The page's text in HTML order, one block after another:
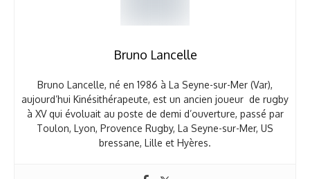
Bruno Lancelle
Bruno Lancelle, né en 1986 à La Seyne-sur-Mer (Var),
aujourd’hui Kinésithérapeute, est un ancien joueur de rugby
à XV qui évoluait au poste de demi d’ouverture, passé par
Toulon, Lyon, Provence Rugby, La Seyne-sur-Mer, US
bressane, Lille et Hyères.